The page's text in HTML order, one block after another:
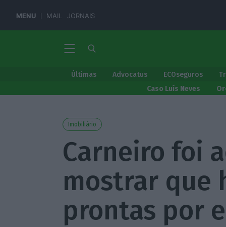
MENU MAIL JORNAIS
Últimas Advocatus ECOseguros
Caso Luís Neves
Imobiliário
Carneiro foi
mostrar que
prontas por